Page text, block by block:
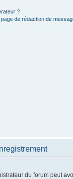
?
de rédaction de
du forum peut